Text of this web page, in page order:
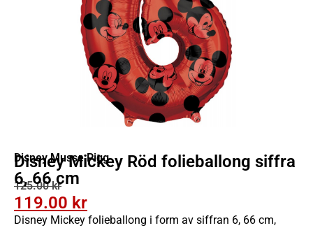
Disney Musse Pigg
Disney Mickey Röd folieballong siffra
6, 66 cm
125.00kr
119.00 kr
Disney Mickey folieballong i form av siffran 6, 66 cm,